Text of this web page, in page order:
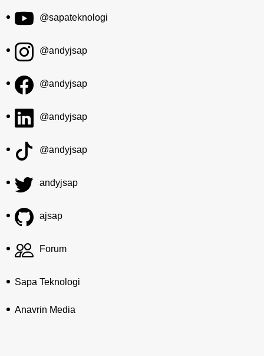
@sapateknologi
@andyjsap
@andyjsap
@andyjsap
@andyjsap
andyjsap
ajsap
Forum
Sapa Teknologi
Anavrin Media